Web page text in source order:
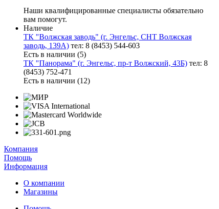
Наши квалифицированные специалисты обязательно
вам помогут.
Наличие
ТК "Волжская заводь" (г. Энгельс, СНТ Волжская
заводь, 139А) тел: 8 (8453) 544-603
Есть в наличии (5)
ТК "Панорама" (г. Энгельс, пр-т Волжский, 43Б) тел: 8
(8453) 752-471
Есть в наличии (12)
Компания
Помощь
Информация
О компании
Магазины